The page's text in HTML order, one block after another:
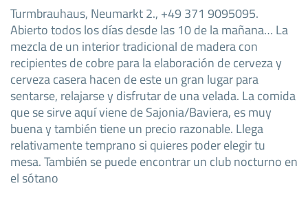
Turmbrauhaus, Neumarkt 2., +49 371 9095095.
Abierto todos los días desde las 10 de la mañana… La
mezcla de un interior tradicional de madera con
recipientes de cobre para la elaboración de cerveza y
cerveza casera hacen de este un gran lugar para
sentarse, relajarse y disfrutar de una velada. La comida
que se sirve aquí viene de Sajonia/Baviera, es muy
buena y también tiene un precio razonable. Llega
relativamente temprano si quieres poder elegir tu
mesa. También se puede encontrar un club nocturno en
el sótano